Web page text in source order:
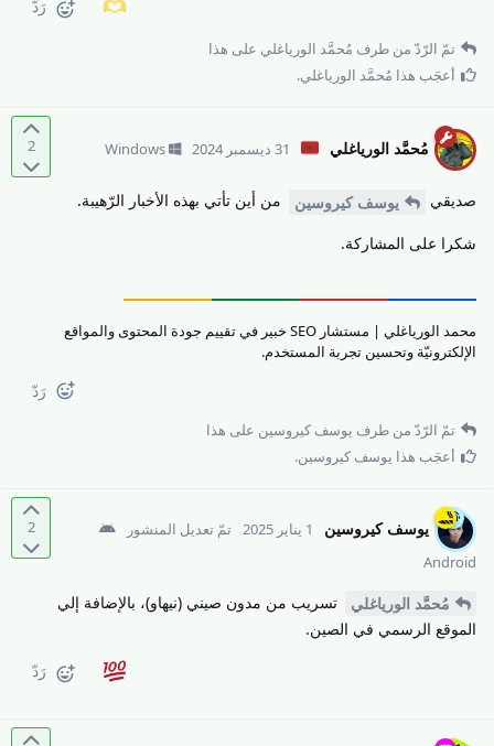
رَدّ
تمّ الرّدّ من طرف مُحمَّد الورياغلي على هذا
أعجَب هذا مُحمَّد الورياغلي.
2 مُحمَّد الورياغلي 31 ديسمبر 2024 Windows
صديقي يوسف كيروسين من أين تأتي بهذه الأخبار الرّهيبة.
شكرا على المشاركة.
محمد الورياغلي | مستشار SEO خبير في تقييم جودة المحتوى والمواقع
الإلكترونيّة وتحسين تجربة المستخدم.
رَدّ
تمّ الرّدّ من طرف يوسف كيروسين على هذا
أعجَب هذا يوسف كيروسين.
2 يوسف كيروسين 1 يناير 2025
تمّ تعديل المنشور
Android
مُحمَّد الورياغلي
تسريب من مدون صيني (نيهاو)، بالإضافة إلي
الموقع الرسمي في الصين.
رَدّ